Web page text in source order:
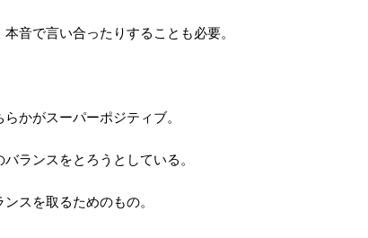
音で言い合ったりすることも必要。
かがスーパーポジティブ。
ランスをとろうとしている。
スを取るためのもの。